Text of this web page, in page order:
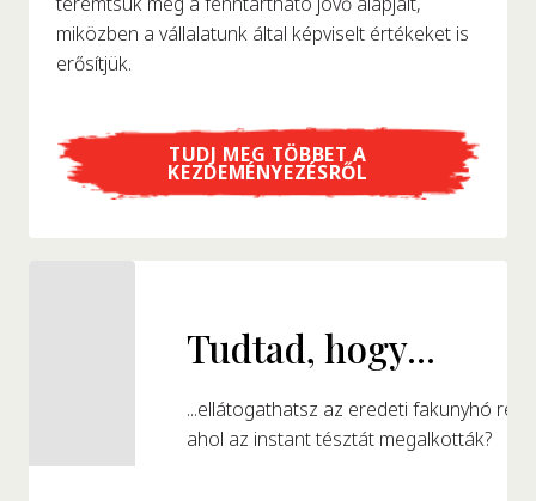
miközben a vállalatunk által képviselt értékeket is
erősítjük.
TUDJ MEG TÖBBET A
KEZDEMÉNYEZÉSRŐL